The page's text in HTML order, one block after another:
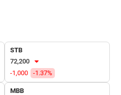
STB
72,200
-1,000
-1.37%
MBB